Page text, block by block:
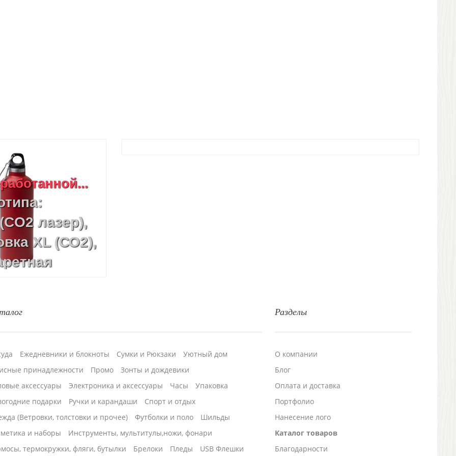
лазер),
XL (СО2),
Разделы
О компании
Блог
Оплата и доставка
Портфолио
Нанесение лого
Каталог товаров
Благодарности
Ежедневники и блокноты Сумки и Рюкзаки
Уютный дом
принадлежности
Промо
Зонты и дождевики
аксессуары
Электроника и аксессуары Часы
Упаковка
подарки
Ручки и карандаши
Спорт и отдых
(Ветровки, толстовки и прочее)
Футболки и поло
Шильды
и наборы
Инструменты, мультитулы,ножи, фонари
термокружки, фляги, бутылки
Брелоки Пледы USB Флешки